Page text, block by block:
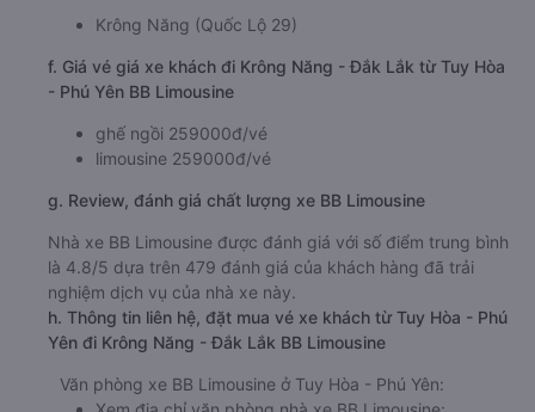
Giờ xuất phát ở Tuy Hòa - Phú Yên: 06:30, 09:00,
11:00, 15:00, 17:30
Giờ đến nơi ở Krông Năng - Đắk Lắk: 9:48, 12:18,
14:18, 18:18, 20:48
Đắk Lắk của nhà xeBB Limousine
Văn phòng Tuy Hòa
e. Các điểm trả khách của nhà xe BB Limousine
Krông Năng (Quốc Lộ 29)
f. Giá vé giá xe khách đi Krông Năng - Đắk Lắk từ Tuy Hòa
- Phú Yên BB Limousine